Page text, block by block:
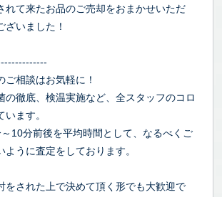
れて来たお品のご売却をおまかせいただ
ざいました！
相談はお気軽に！
の徹底、検温実施など、全スタッフのコロ
ます。
10分前後を平均時間として、なるべくご
ように査定をしております。
をされた上で決めて頂く形でも大歓迎で